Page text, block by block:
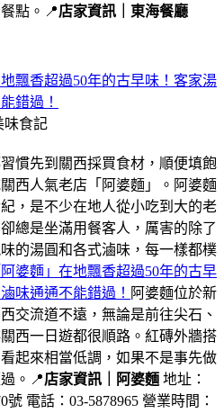
點。📍店家資訊｜東海餐廳
飄香超過50年的古早味！客家湯
錯過！
味食記
慣先到關西採買食材，順便填飽
西人氣老店「阿婆麵」。阿婆麵
，是不少在地人從小吃到大的老
總是坐滿用餐客人，厲害的除了
的湯圓和各式滷味，每一樣都樸
婆麵」在地飄香超過50年的古早
味通通不能錯過！ 阿婆麵位於新
交流道不遠，無論是前往尖石、
西一日遊都很順路。紅磚外牆搭
起來相當低調，如果不是事先做
。📍店家資訊｜阿婆麵 地址：
電話：03-5878965 營業時間：